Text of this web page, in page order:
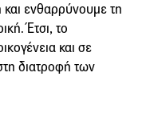
και ενθαρρύνουμε τη
Έτσι, το
και σε
διατροφή των